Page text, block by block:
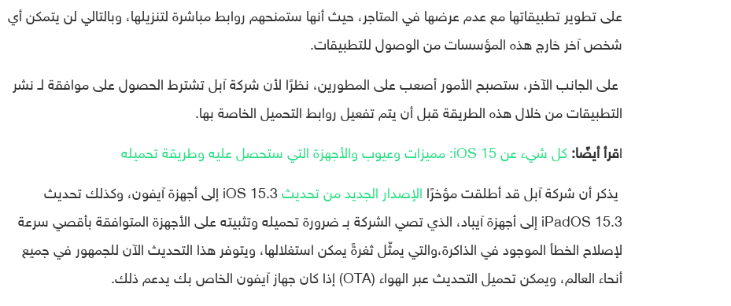
على تطوير تطبيقاتها مع عدم عرضها في المتاجر، حيث أنها ستمنحهم روابط مباشرة لتنزيلها، وبالتالي لن يتمكن أي
شخص آخر خارج هذه المؤسسات من الوصول للتطبيقات.
على الجانب الآخر، ستصبح الأمور أصعب على المطورين، نظرًا لأن شركة آبل تشترط الحصول على موافقة لـ نشر
التطبيقات من خلال هذه الطريقة قبل أن يتم تفعيل روابط التحميل الخاصة بها.
اقرأ أيضًا:كل شيء عن iOS 15: مميزات وعيوب والأجهزة التي ستحصل عليه وطريقة تحميله
يذكر أن شركة آبل قد أطلقت مؤخرًا الإصدار الجديد من تحديث
iOS 15.3 إلى أجهزة آيفون، وكذلك تحديث
iPadOS 15.3 إلى أجهزة آيباد، الذي تصي الشركة بـ ضرورة تحميله وتثبيته على الأجهزة المتوافقة بأقصي سرعة
لإصلاح الخطأ الموجود في الذاكرة،والتي يمثّل ثغرةً يمكن استغلالها، ويتوفر هذا التحديث الآن للجمهور في جميع
أنحاء العالم، ويمكن تحميل التحديث عبر الهواء (OTA) إذا كان جهاز آيفون الخاص بك يدعم ذلك.